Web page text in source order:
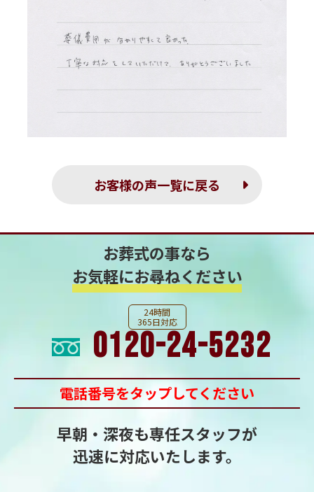
お客様の声一覧に戻る
お葬式の事なら
お気軽にお尋ねください
24時間
365日対応
0120-24-5232
電話番号をタップしてください
早朝・深夜も専任スタッフが
迅速に対応いたします。